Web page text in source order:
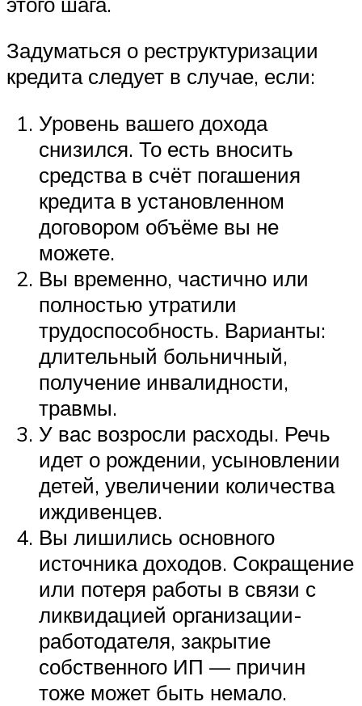
Задуматься о реструктуризации
кредита следует в случае, если:
Уровень вашего дохода
снизился. То есть вносить
средства в счёт погашения
кредита в установленном
договором объёме вы не
можете.
Вы временно, частично или
полностью утратили
трудоспособность. Варианты:
длительный больничный,
получение инвалидности,
травмы.
У вас возросли расходы. Речь
идет о рождении, усыновлении
детей, увеличении количества
иждивенцев.
Вы лишились основного
источника доходов. Сокращение
или потеря работы в связи с
ликвидацией организации-
работодателя, закрытие
собственного ИП — причин
тоже может быть немало.